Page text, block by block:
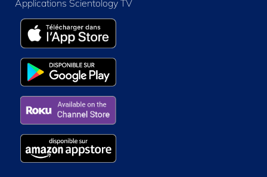
Applications Scientology TV